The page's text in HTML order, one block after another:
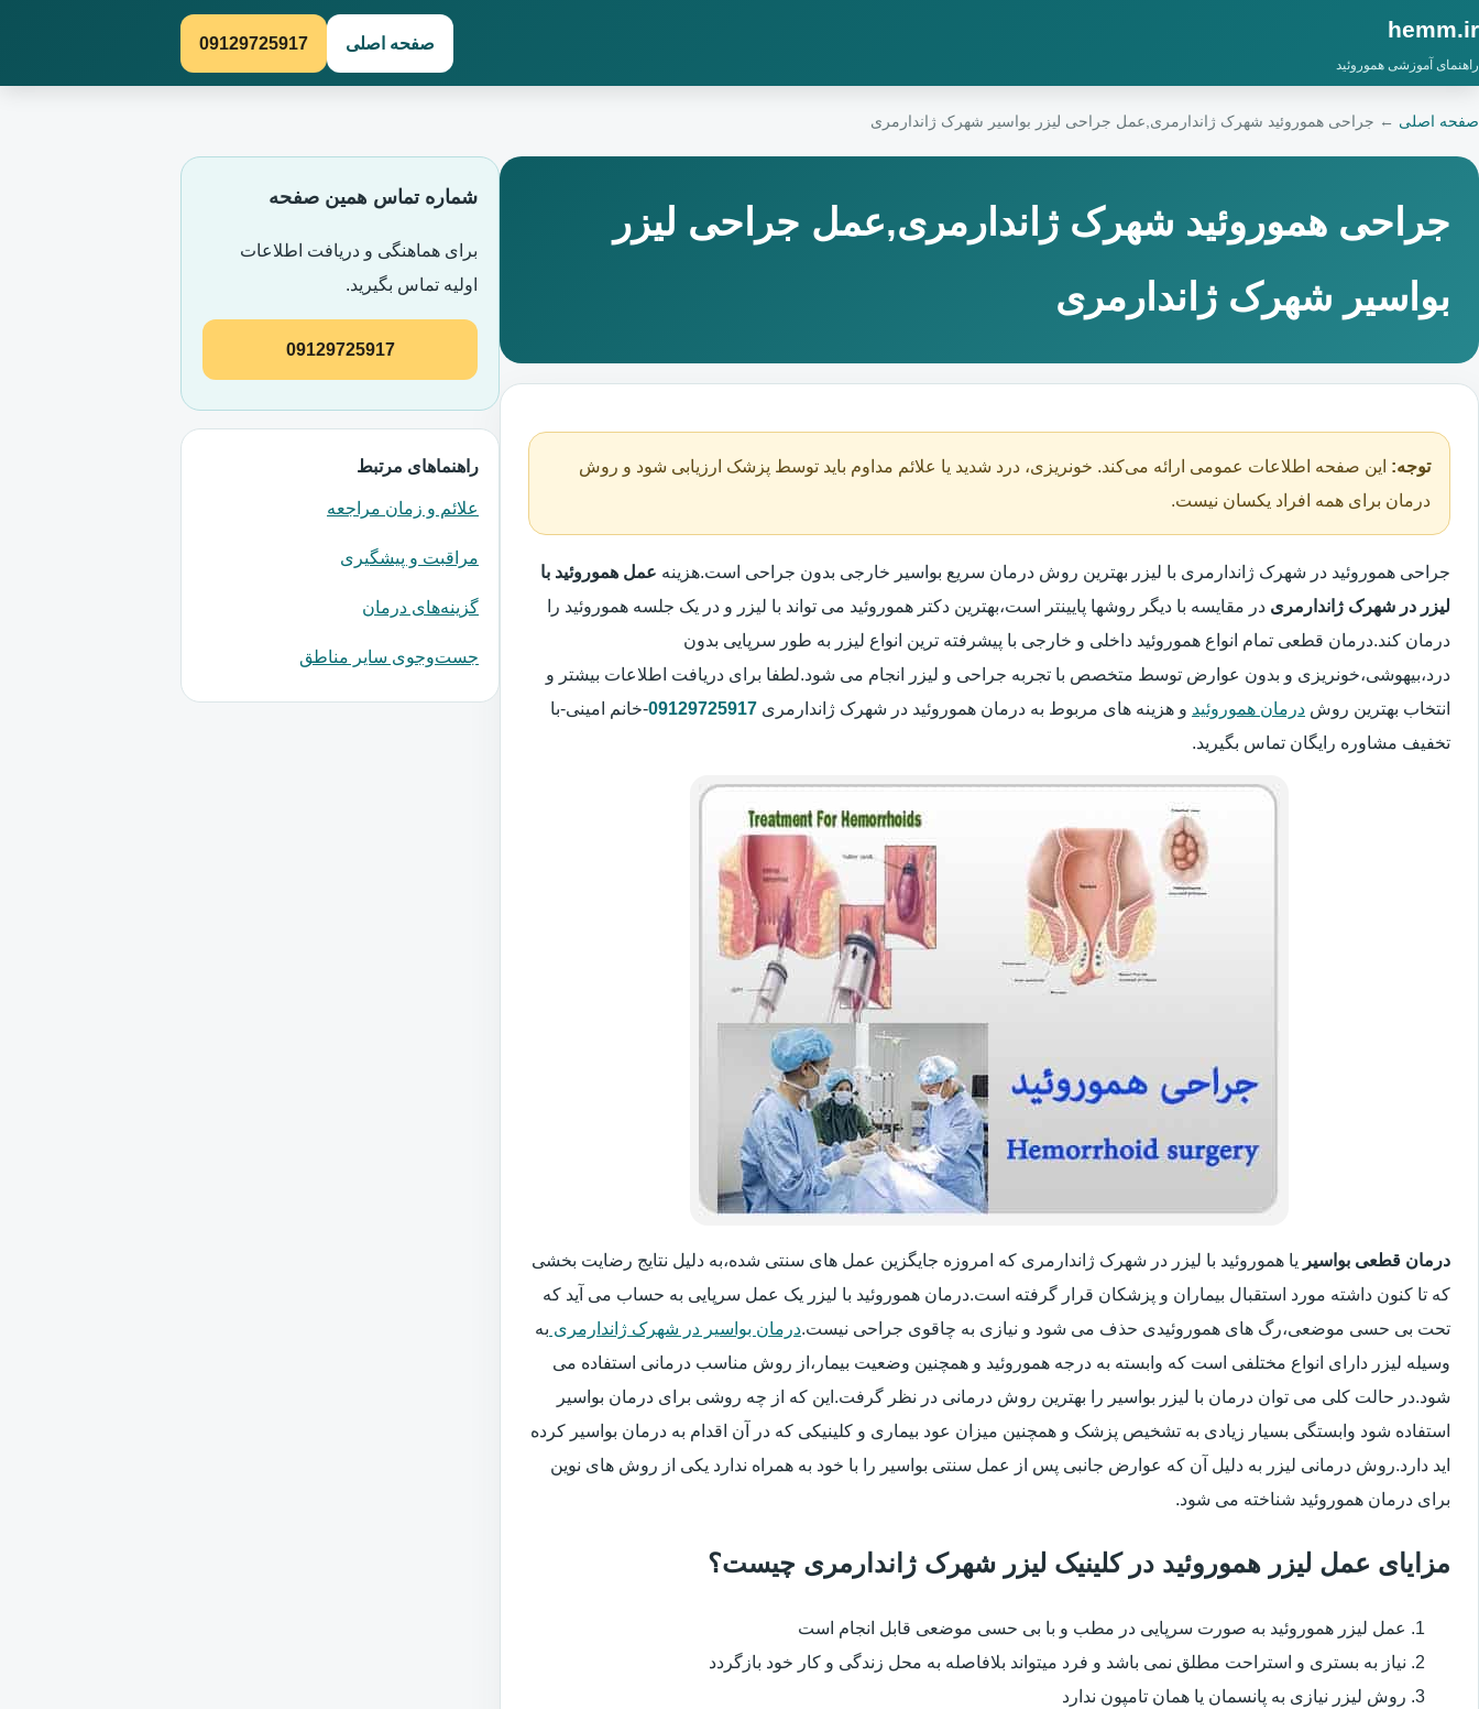
hemm.ir
راهنمای آموزشی هموروئید
صفحه اصلی 09129725917
صفحه اصلی ← جراحی هموروئید شهرک ژاندارمری,عمل جراحی لیزر بواسیر شهرک ژاندارمری
جراحی هموروئید شهرک ژاندارمری,عمل جراحی لیزر
بواسیر شهرک ژاندارمری
توجه: این صفحه اطلاعات عمومی ارائه می‌کند. خونریزی، درد شدید یا علائم مداوم باید توسط پزشک ارزیابی شود و روش
درمان برای همه افراد یکسان نیست.
جراحی هموروئید در شهرک ژاندارمری با لیزر بهترین روش درمان سریع بواسیر خارجی بدون جراحی است.هزینه عمل هموروئید با
لیزر در شهرک ژاندارمری در مقایسه با دیگر روشها پایینتر است،بهترین دکتر هموروئید می تواند با لیزر و در یک جلسه هموروئید را
درمان کند.درمان قطعی تمام انواع هموروئید داخلی و خارجی با پیشرفته ترین انواع لیزر به طور سرپایی بدون
درد،بیهوشی،خونریزی و بدون عوارض توسط متخصص با تجربه جراحی و لیزر انجام می شود.لطفا برای دریافت اطلاعات بیشتر و
انتخاب بهترین روش درمان هموروئید و هزینه های مربوط به درمان هموروئید در شهرک ژاندارمری 09129725917-خانم امینی-با
تخفیف مشاوره رایگان تماس بگیرید.
درمان قطعی بواسیر یا هموروئید با لیزر در شهرک ژاندارمری که امروزه جایگزین عمل های سنتی شده،به دلیل نتایج رضایت بخشی
که تا کنون داشته مورد استقبال بیماران و پزشکان قرار گرفته است.درمان هموروئید با لیزر یک عمل سرپایی به حساب می آید که
تحت بی حسی موضعی،رگ های هموروئیدی حذف می شود و نیازی به چاقوی جراحی نیست.درمان بواسیر در شهرک ژاندارمری به
وسیله لیزر دارای انواع مختلفی است که وابسته به درجه هموروئید و همچنین وضعیت بیمار،از روش مناسب درمانی استفاده می
شود.در حالت کلی می توان درمان با لیزر بواسیر را بهترین روش درمانی در نظر گرفت.این که از چه روشی برای درمان بواسیر
استفاده شود وابستگی بسیار زیادی به تشخیص پزشک و همچنین میزان عود بیماری و کلینیکی که در آن اقدام به درمان بواسیر کرده
اید دارد.روش درمانی لیزر به دلیل آن که عوارض جانبی پس از عمل سنتی بواسیر را با خود به همراه ندارد یکی از روش های نوین
برای درمان هموروئید شناخته می شود.
مزایای عمل لیزر هموروئید در کلینیک لیزر شهرک ژاندارمری چیست؟
عمل لیزر هموروئید به صورت سرپایی در مطب و با بی حسی موضعی قابل انجام است
نیاز به بستری و استراحت مطلق نمی باشد و فرد میتواند بلافاصله به محل زندگی و کار خود بازگردد
روش لیزر نیازی به پانسمان یا همان تامپون ندارد
شماره تماس همین صفحه
برای هماهنگی و دریافت اطلاعات
اولیه تماس بگیرید.
09129725917
راهنماهای مرتبط
علائم و زمان مراجعه
مراقبت و پیشگیری
گزینه‌های درمان
جست‌وجوی سایر مناطق